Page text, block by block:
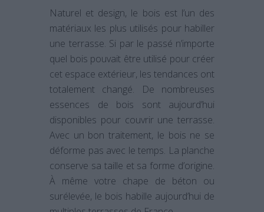
Naturel et design, le bois est l’un des
matériaux les plus utilisés pour habiller
une terrasse. Si par le passé n’importe
quel bois pouvait être utilisé pour créer
cet espace extérieur, les tendances ont
totalement changé. De nombreuses
essences de bois sont aujourd’hui
disponibles pour couvrir une terrasse.
Avec un bon traitement, le bois ne se
déforme pas avec le temps. La planche
conserve sa taille et sa forme d’origine.
À même votre chape de béton ou
surélevée, le bois habille aujourd’hui de